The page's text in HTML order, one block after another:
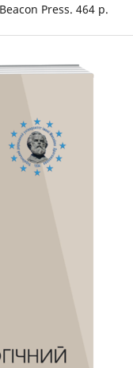
Press. 464 р.